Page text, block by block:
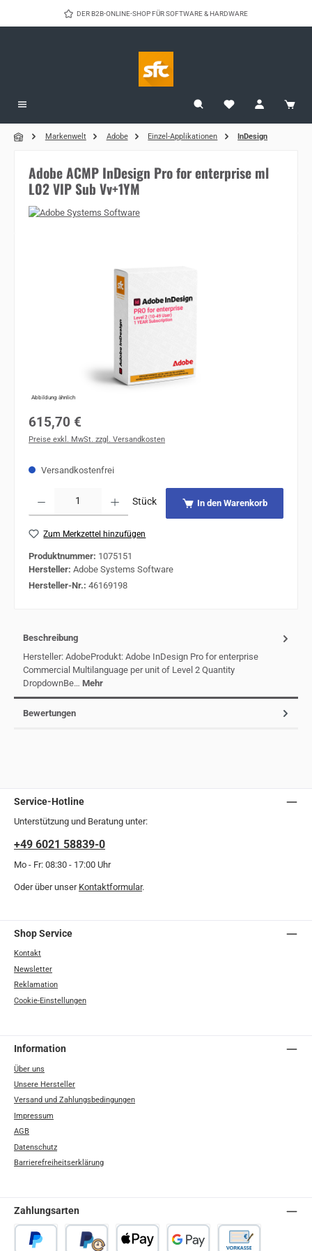
Zum Hauptinhalt springenDER B2B-ONLINE-SHOP FÜR SOFTWARE & HARDWARE
Markenwelt Adobe Einzel-Applikationen InDesign
Adobe ACMP InDesign Pro for enterprise ml
L02 VIP Sub Vv+1YM
Abbildung ähnlich
Regulärer Preis:
615,70 €
Preise exkl. MwSt. zzgl. Versandkosten
Versandkostenfrei
Stück In den Warenkorb
Zum Merkzettel hinzufügen
Produktnummer: 1075151
Hersteller: Adobe Systems Software
Hersteller-Nr.: 46169198
Beschreibung
Hersteller: AdobeProdukt: Adobe InDesign Pro for enterprise
Commercial Multilanguage per unit of Level 2 Quantity
DropdownBe… Mehr
Bewertungen
Service-Hotline
Unterstützung und Beratung unter:
+49 6021 58839-0
Mo - Fr: 08:30 - 17:00 Uhr
Oder über unser Kontaktformular.
Shop Service
Kontakt
Newsletter
Reklamation
Cookie-Einstellungen
Information
Über uns
Unsere Hersteller
Versand und Zahlungsbedingungen
Impressum
AGB
Datenschutz
Barrierefreiheitserklärung
Zahlungsarten